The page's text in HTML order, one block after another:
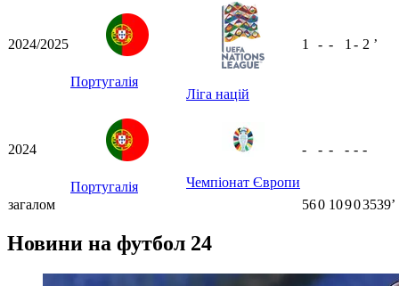
2024/2025
Португалія
Ліга націй
1 - - 1 - 2 ʼ
2024
Португалія Чемпіонат Європи
- - - - - -
загалом 560 10903539ʼ
Новини на футбол 24